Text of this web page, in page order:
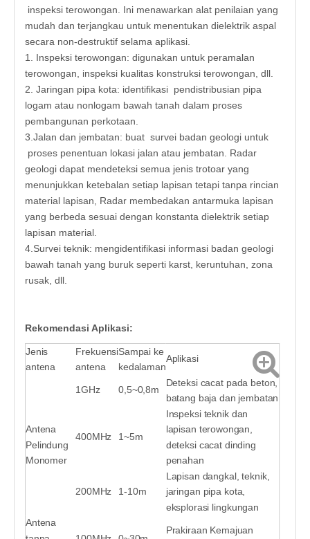
inspeksi terowongan. Ini menawarkan alat penilaian yang
mudah dan terjangkau untuk menentukan dielektrik aspal
secara non-destruktif selama aplikasi.
1. Inspeksi terowongan: digunakan untuk peramalan
terowongan, inspeksi kualitas konstruksi terowongan, dll.
2. Jaringan pipa kota: identifikasi pendistribusian pipa
logam atau nonlogam bawah tanah dalam proses
pembangunan perkotaan.
3.Jalan dan jembatan: buat survei badan geologi untuk
proses penentuan lokasi jalan atau jembatan. Radar
geologi dapat mendeteksi semua jenis trotoar yang
menunjukkan ketebalan setiap lapisan tetapi tanpa rincian
material lapisan, Radar membedakan antarmuka lapisan
yang berbeda sesuai dengan konstanta dielektrik setiap
lapisan material.
4.Survei teknik: mengidentifikasi informasi badan geologi
bawah tanah yang buruk seperti karst, keruntuhan, zona
rusak, dll.
Rekomendasi Aplikasi:
Jenis
antena
Frekuensi
antena
Sampai ke
kedalaman
Aplikasi
Antena
Pelindung
Monomer
1GHz 0,5~0,8m
Deteksi cacat pada beton,
batang baja dan jembatan
400MHz 1~5m
Inspeksi teknik dan
lapisan terowongan,
deteksi cacat dinding
penahan
200MHz 1-10m
Lapisan dangkal, teknik,
jaringan pipa kota,
eksplorasi lingkungan
Antena
Prakiraan Kemajuan